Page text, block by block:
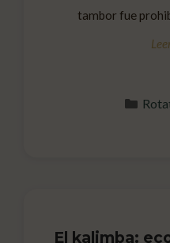
tambor fue
El kalimba: